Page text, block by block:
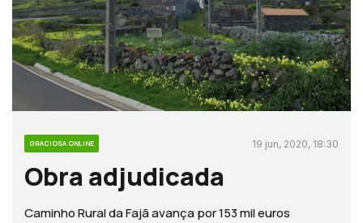
GRACIOSA ONLINE 19 jun, 2020, 18:30
Obra adjudicada
Caminho Rural da Fajã avança por 153 mil euros